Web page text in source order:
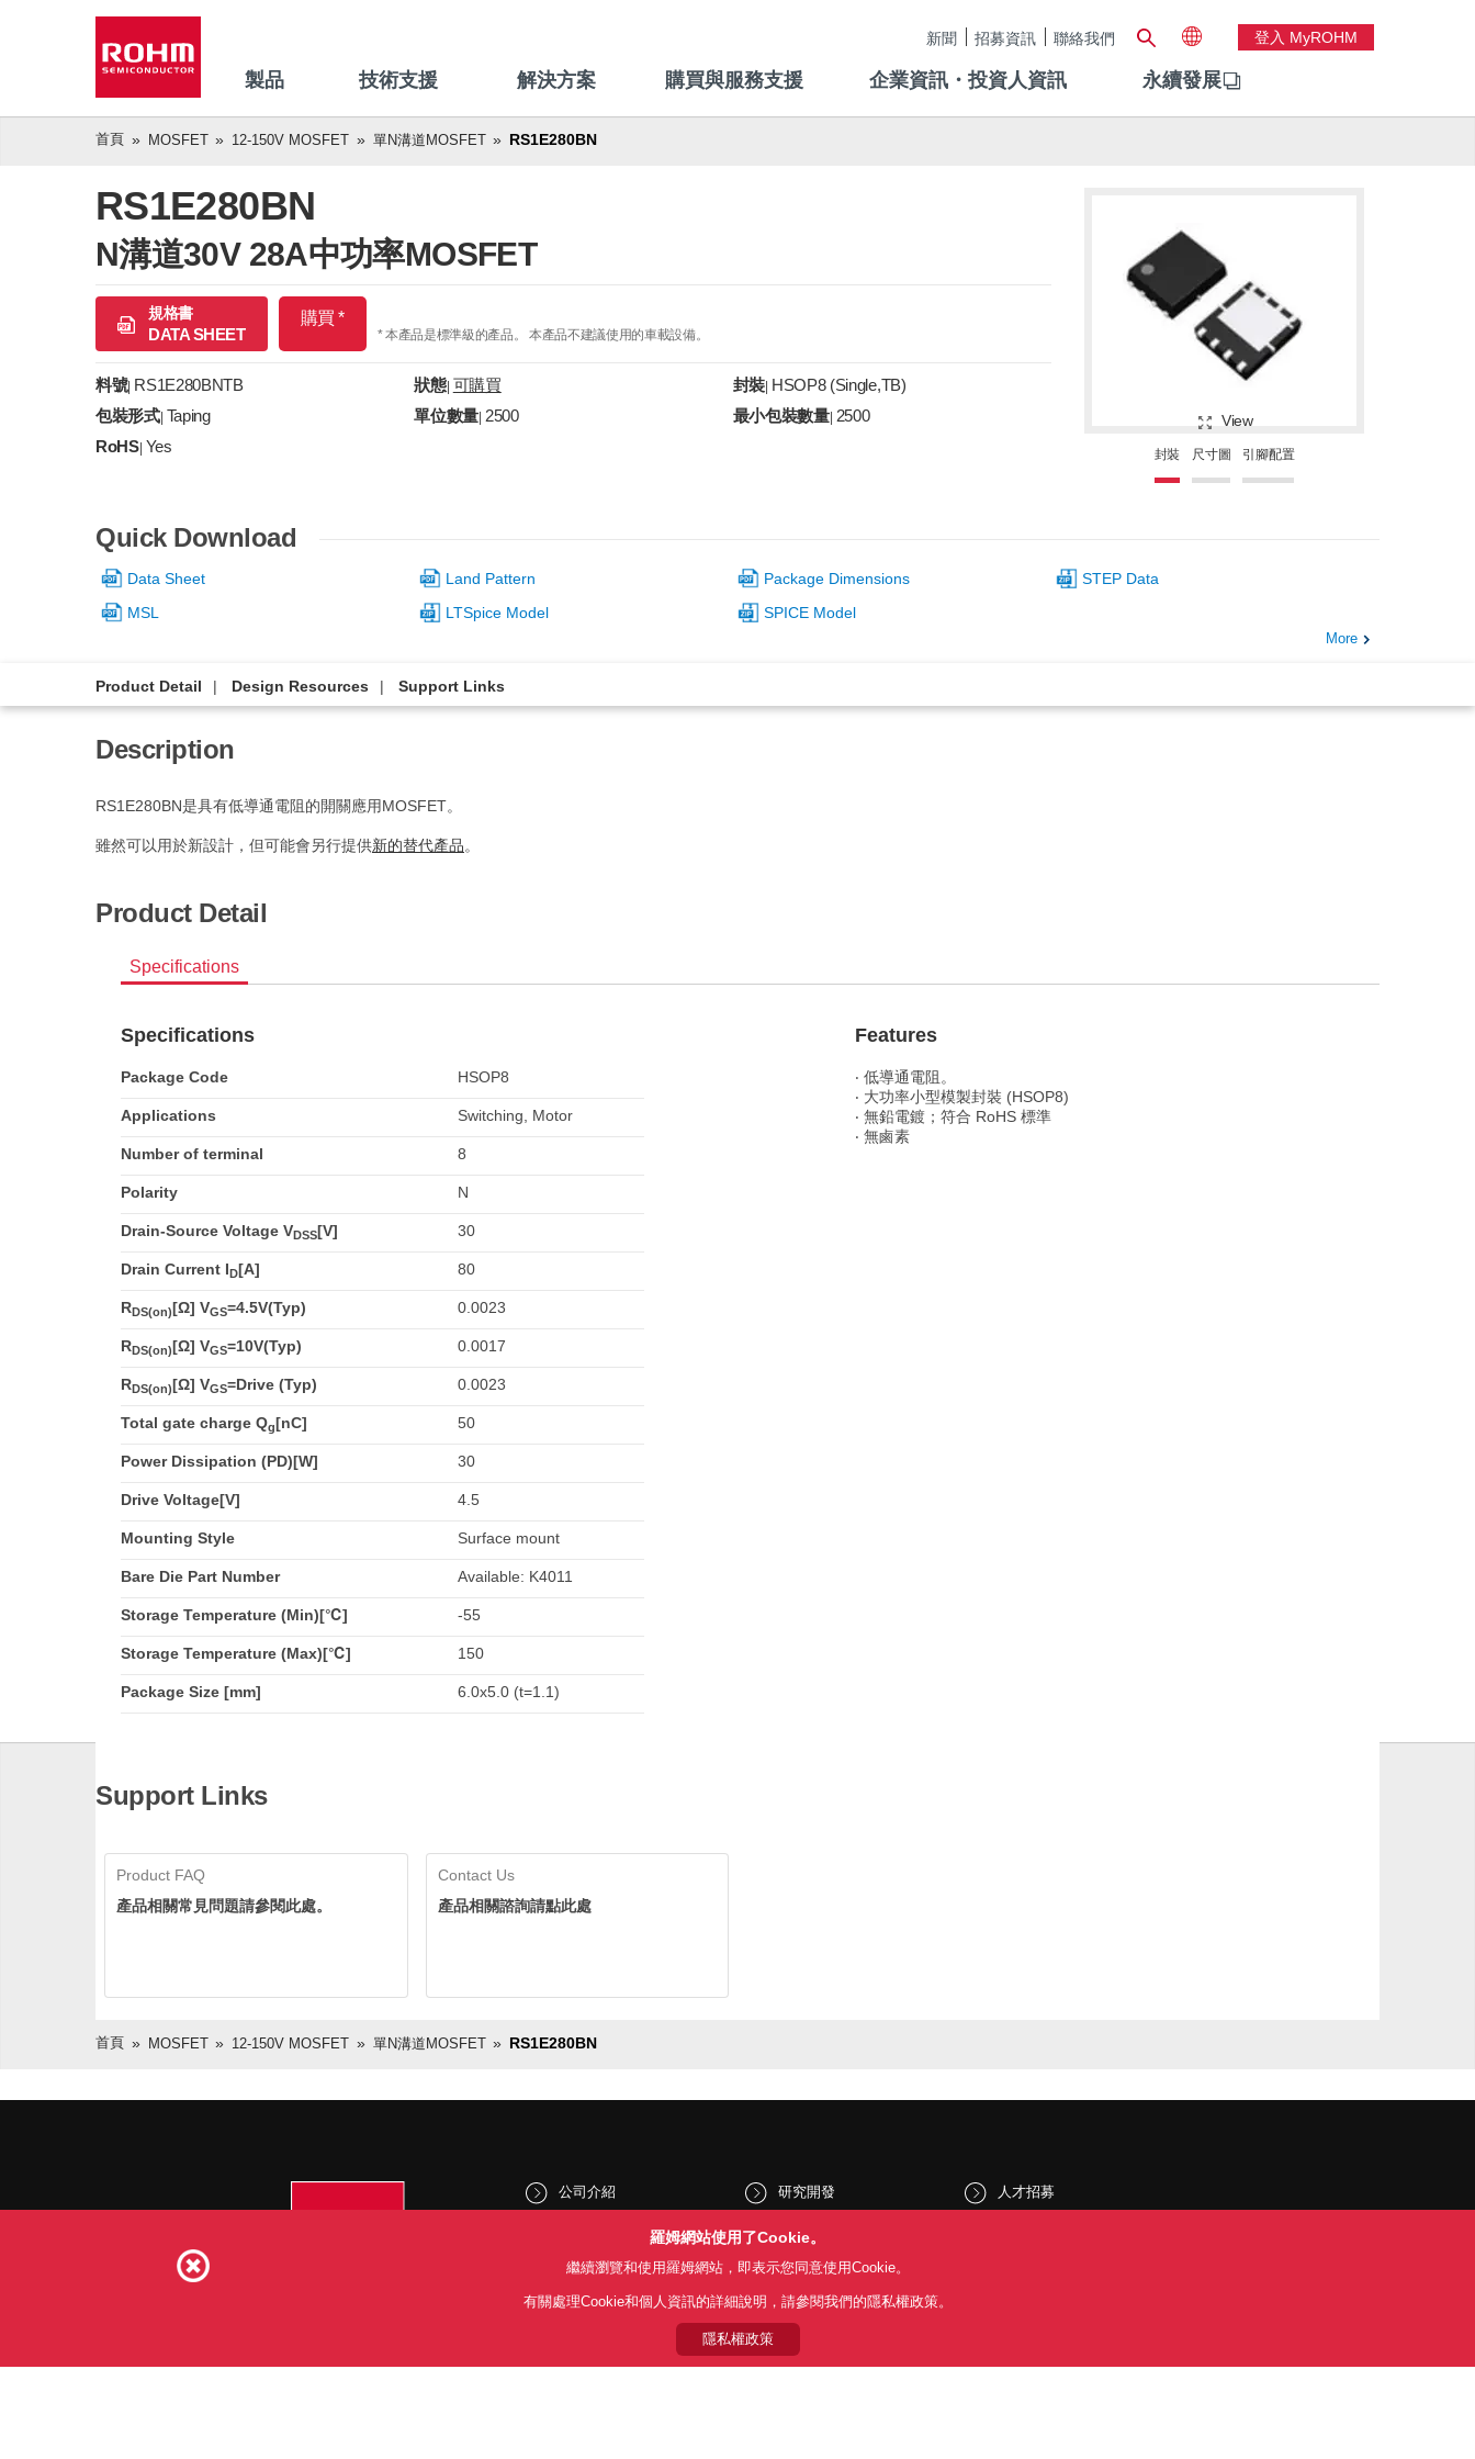
新聞 招募資訊 聯絡我們 登入 MyROHM
製品 技術支援 解決方案 購買與服務支援 企業資訊・投資人資訊 永續發展
首頁 MOSFET 12-150V MOSFET 單N溝道MOSFET RS1E280BN
RS1E280BN
N溝道30V 28A中功率MOSFET
規格書
DATA SHEET
購買 *
* 本產品是標準級的產品。 本產品不建議使用的車載設備。
料號| RS1E280BNTB 狀態| 可購買 封裝 HSOP8 (Single,TB)
包裝形式| Taping 單位數量 |2500 最小包裝數量| 2500
RoHS| Yes
View
封裝 尺寸圖 引腳配置
Quick Download
Data Sheet Land Pattern Package Dimensions
STEP Data
MSL
LTSpice Model SPICE Model
More
Product Detail Design Resources Support Links
Description
RS1E280BN是具有低導通電阻的開關應用MOSFET。
雖然可以用於新設計，但可能會另行提供新的替代產品。
Product Detail
Specifications
Specifications
Package Code HSOP8
Applications Switching, Motor
Number of terminal 8
Polarity N
Drain-Source Voltage VDSS[V] 30
Drain Current ID[A] 80
RDS(on)[Ω] VGS=4.5V(Typ) 0.0023
RDS(on)[Ω] VGS=10V(Typ) 0.0017
RDS(on)[Ω] VGS=Drive (Typ) 0.0023
Total gate charge Qg[nC] 50
Power Dissipation (PD)[W] 30
Drive Voltage[V] 4.5
Mounting Style Surface mount
Bare Die Part Number Available: K4011
Storage Temperature (Min)[℃] -55
Storage Temperature (Max)[℃] 150
Package Size [mm] 6.0x5.0 (t=1.1)
Features
‧ 低導通電阻。
‧ 大功率小型模製封裝 (HSOP8)
‧ 無鉛電鍍；符合 RoHS 標準
‧ 無鹵素
Support Links
Product FAQ
產品相關常見問題請參閱此處。
Contact Us
產品相關諮詢請點此處
首頁 MOSFET 12-150V MOSFET 單N溝道MOSFET RS1E280BN
公司介紹
股東和投資人資訊
Sustainability
研究開發
文化與社會
新聞
人才招募
羅姆網站使用了Cookie。
繼續瀏覽和使用羅姆網站，即表示您同意使用Cookie。
有關處理Cookie和個人資訊的詳細說明，請參閱我們的隱私權政策。
隱私權政策